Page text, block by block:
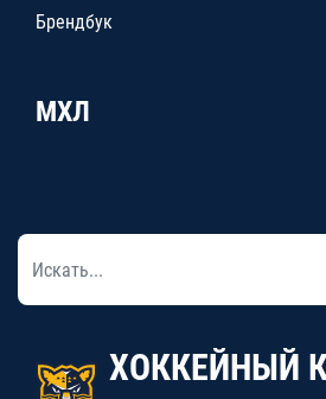
Брендбук
МХЛ
ХОККЕЙНЫЙ